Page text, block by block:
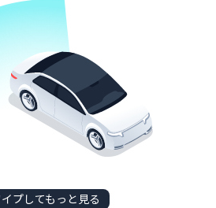
プしてもっと見る